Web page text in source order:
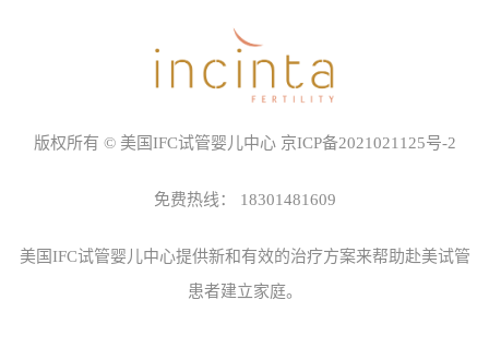
版权所有 © 美国IFC试管婴儿中心 京ICP备2021021125号-2
免费热线： 18301481609
美国IFC试管婴儿中心提供新和有效的治疗方案来帮助赴美试管
患者建立家庭。